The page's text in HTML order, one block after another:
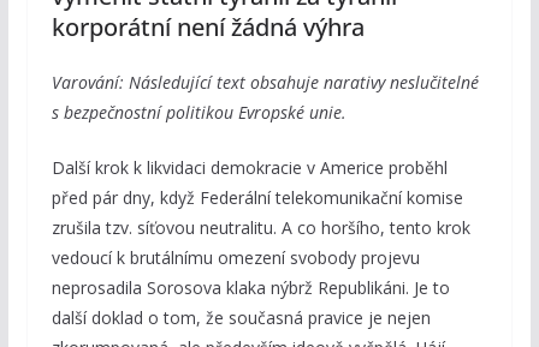
korporátní není žádná výhra
Varování: Následující text obsahuje narativy neslučitelné
s bezpečnostní politikou Evropské unie.
Další krok k likvidaci demokracie v Americe proběhl
před pár dny, když Federální telekomunikační komise
zrušila tzv. síťovou neutralitu. A co horšího, tento krok
vedoucí k brutálnímu omezení svobody projevu
neprosadila Sorosova klaka nýbrž Republikáni. Je to
další doklad o tom, že současná pravice je nejen